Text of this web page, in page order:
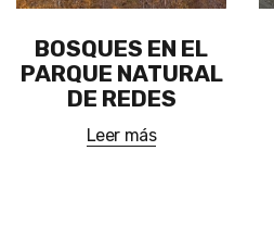
BOSQUES EN EL
PARQUE NATURAL
DE REDES
Leer más